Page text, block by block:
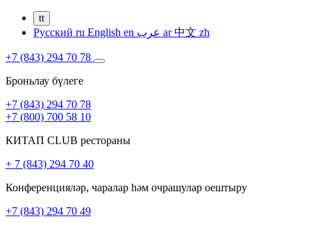
tt
Русский ru English en ar中文 zh
+7 (843) 294 70 78
Броньлау бүлеге
+7 (843) 294 70 78
+7 (800) 700 58 10
КИТАП CLUB рестораны
+ 7 (843) 294 70 40
Конференцияләр, чаралар һәм очрашулар оештыру
+7 (843) 294 70 49